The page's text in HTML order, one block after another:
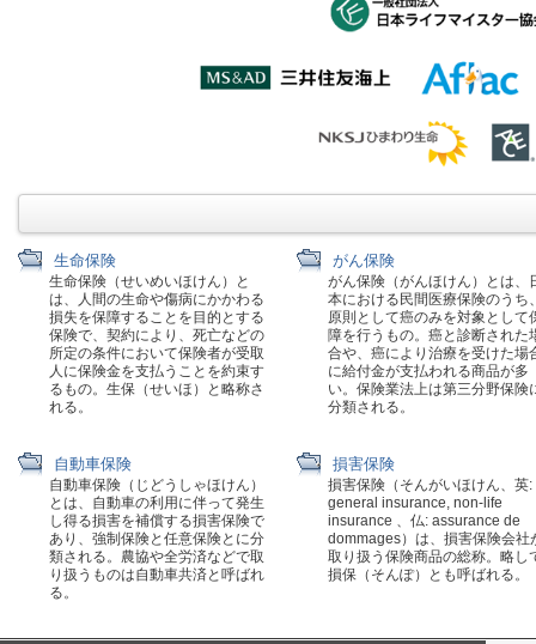
生命保険
生命保険（せいめいほけん）と
は、人間の生命や傷病にかかわる
損失を保障することを目的とする
保険で、契約により、死亡などの
所定の条件において保険者が受取
人に保険金を支払うことを約束す
るもの。生保（せいほ）と略称さ
れる。
がん保険
がん保険（がんほけん）とは、
本における民間医療保険のうち
原則として癌のみを対象として
障を行うもの。癌と診断された
合や、癌により治療を受けた場
に給付金が支払われる商品が多
い。保険業法上は第三分野保険
分類される。
自動車保険
自動車保険（じどうしゃほけん）
とは、自動車の利用に伴って発生
し得る損害を補償する損害保険で
あり、強制保険と任意保険とに分
類される。農協や全労済などで取
り扱うものは自動車共済と呼ばれ
る。
損害保険
損害保険（そんがいほけん、英:
general insurance, non-life
insurance 、仏: assurance de
dommages）は、損害保険会社
取り扱う保険商品の総称。略し
損保（そんぽ）とも呼ばれる。